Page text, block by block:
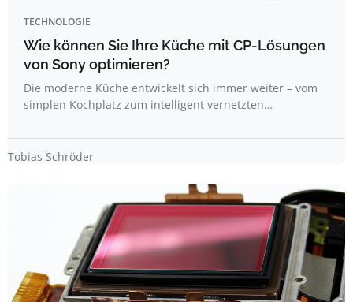
TECHNOLOGIE
Wie können Sie Ihre Küche mit CP-Lösungen
von Sony optimieren?
Die moderne Küche entwickelt sich immer weiter – vom
simplen Kochplatz zum intelligent vernetzten…
Tobias Schröder